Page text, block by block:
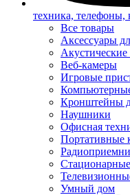
техника, телефоны,
Все товары
Аксессуары
Веб-камеры
Игровые
Кронштейны
Наушники
Офисная
Портативные
Умный дом